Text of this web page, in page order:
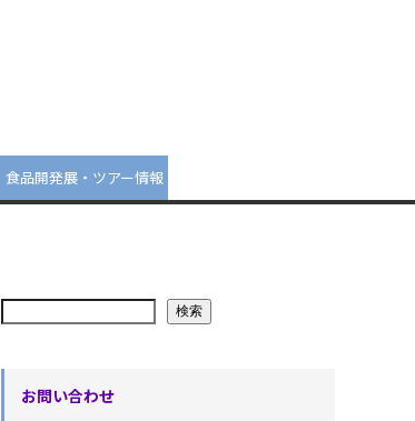
食品開発展・ツアー情報
検索
お問い合わせ